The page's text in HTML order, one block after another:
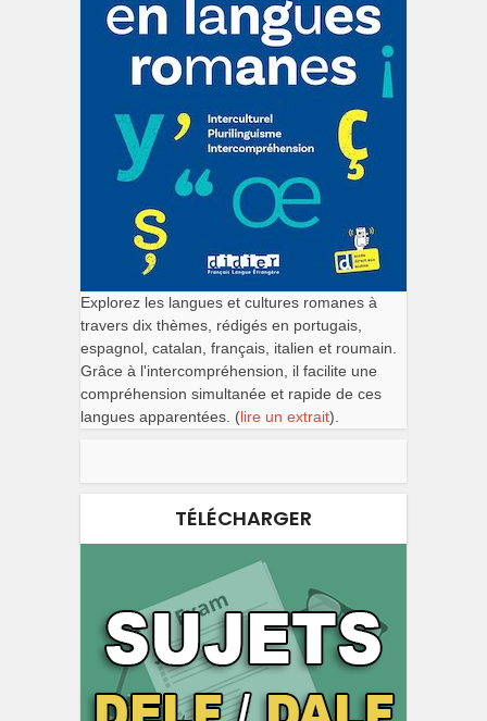
Explorez les langues et cultures romanes à
travers dix thèmes, rédigés en portugais,
espagnol, catalan, français, italien et roumain.
Grâce à l'intercompréhension, il facilite une
compréhension simultanée et rapide de ces
langues apparentées. (lire un extrait).
TÉLÉCHARGER